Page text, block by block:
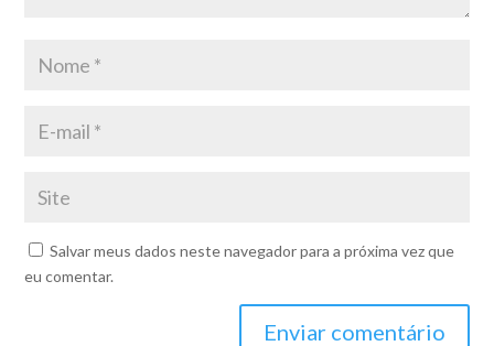
Salvar meus dados neste navegador para a próxima vez que
eu comentar.
Enviar comentário